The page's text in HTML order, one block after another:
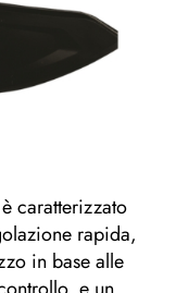
caratterizzato
rapida,
in base alle